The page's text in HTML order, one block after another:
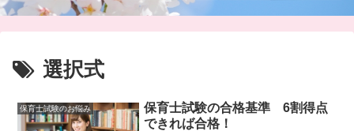
選択式
保育士試験のお悩み
保育士試験の合格基準 6割得点
できれば合格！